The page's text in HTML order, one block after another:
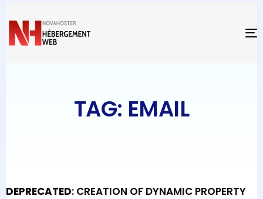
TAG: EMAIL
DEPRECATED: CREATION OF DYNAMIC PROPERTY